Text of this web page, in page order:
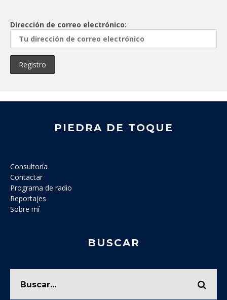
Dirección de correo electrónico:
PIEDRA DE TOQUE
Consultoría
Contactar
Programa de radio
Reportajes
Sobre mí
BUSCAR